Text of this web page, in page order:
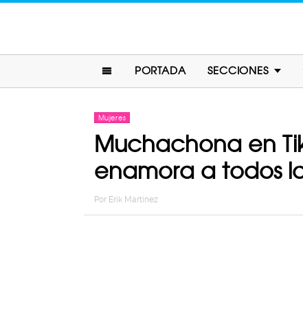
PORTADA SECCIONES
Mujeres
Muchachona en
enamora a todos
Por Erik Martinez